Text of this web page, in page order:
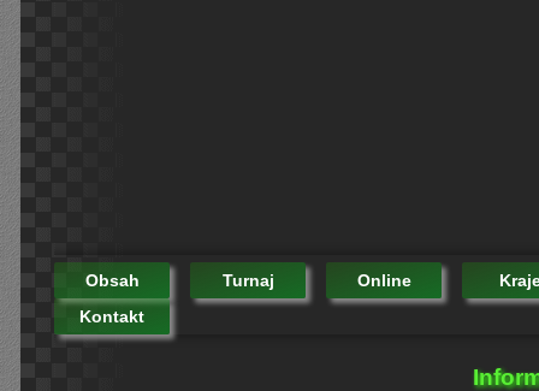
Obsah Turnaj Online
Kontakt